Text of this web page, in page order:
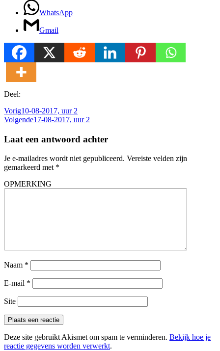
WhatsApp
Gmail
Deel:
Vorig10-08-2017, uur 2
Volgende17-08-2017, uur 2
Laat een antwoord achter
Je e-mailadres wordt niet gepubliceerd. Vereiste velden zijn
gemarkeerd met *
OPMERKING
Naam *
E-mail *
Site
Deze site gebruikt Akismet om spam te verminderen. Bekijk hoe je
reactie gegevens worden verwerkt.